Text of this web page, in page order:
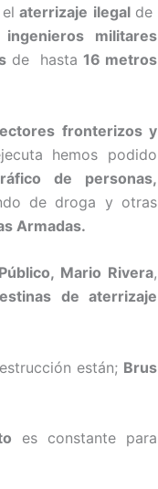
aterrizaje ilegalde
ingenieros militares
de hasta16 metros
fronterizos y
hemos podido
de personas,
de droga y otras
Armadas.
Mario Rivera,
de aterrizaje
están; Brus
es constante para